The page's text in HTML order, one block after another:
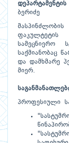
ბერიძე
ფაკულტეტის
საქმიანობაც
და დამხმარე
მიერ.
პროფესიული